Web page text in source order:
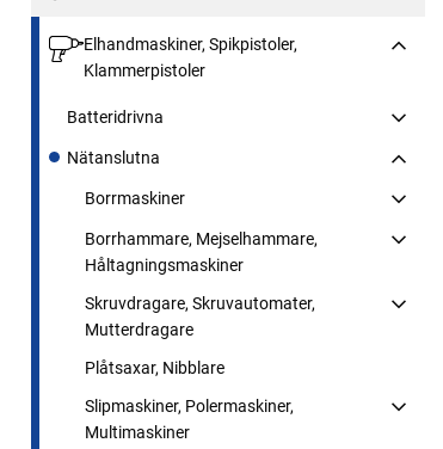
Elhandmaskiner, Spikpistoler,
Klammerpistoler
Batteridrivna
Nätanslutna
Borrmaskiner
Borrhammare, Mejselhammare,
Håltagningsmaskiner
Skruvdragare, Skruvautomater,
Mutterdragare
Plåtsaxar, Nibblare
Slipmaskiner, Polermaskiner,
Multimaskiner